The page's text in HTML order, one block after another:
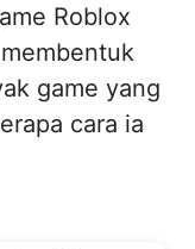
Roblox
game yang
cara ia